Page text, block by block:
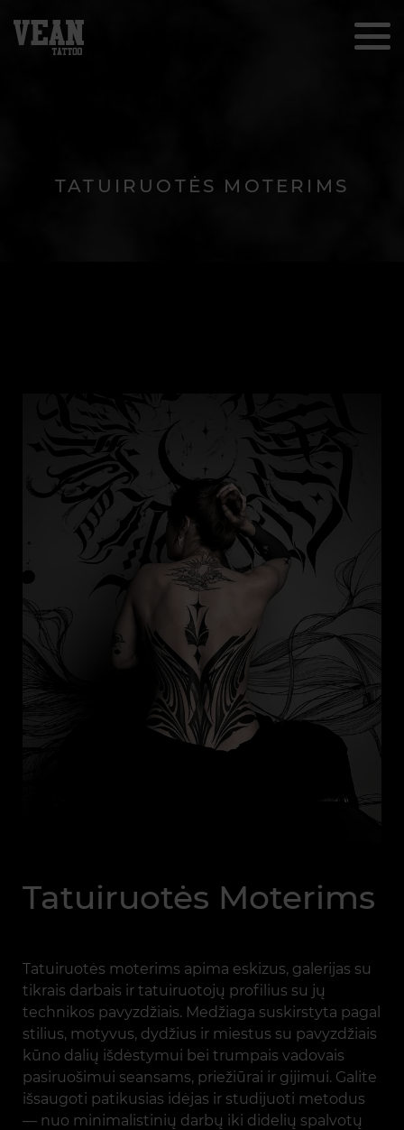
TATUIRUOTĖS MOTERIMS
Tatuiruotės Moterims
Tatuiruotės moterims apima eskizus, galerijas su
tikrais darbais ir tatuiruotojų profilius su jų
technikos pavyzdžiais. Medžiaga suskirstyta pagal
stilius, motyvus, dydžius ir miestus su pavyzdžiais
kūno dalių išdėstymui bei trumpais vadovais
pasiruošimui seansams, priežiūrai ir gijimui. Galite
išsaugoti patikusias idėjas ir studijuoti metodus
— nuo minimalistinių darbų iki didelių spalvotų